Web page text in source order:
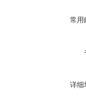
常用
详细